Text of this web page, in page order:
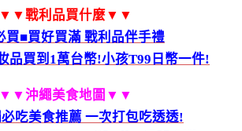
▼▼戰利品買什麼▼▼
買■買好買滿 戰利品伴手禮
品買到1萬台幣!小孩T99日幣一件!
▼▼沖繩美食地圖 ▼▼
吃美食推薦 一次打包吃透透!